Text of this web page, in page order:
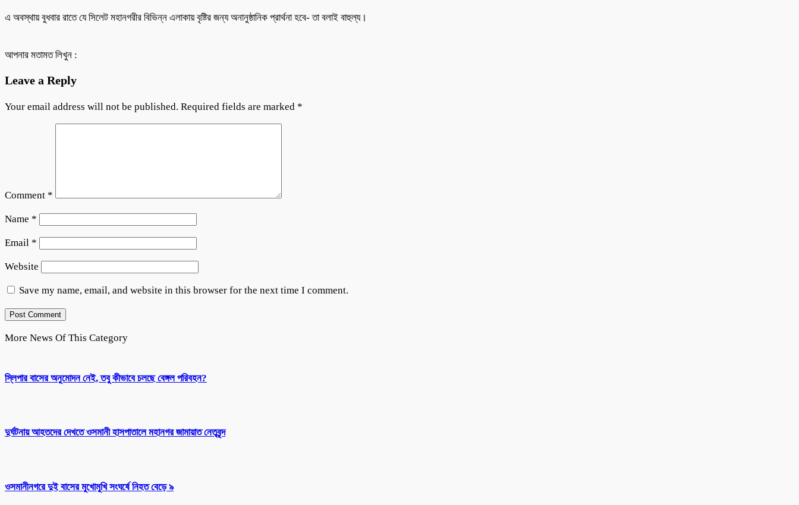
এ অবস্থায় বুধবার রাতে যে সিলেট মহানগরীর বিভিন্ন এলাকায় বৃষ্টির জন্য অনানুষ্ঠানিক প্রার্থনা হবে- তা বলাই বাহুল্য।
আপনার মতামত লিখুন :
Leave a Reply
Your email address will not be published. Required fields are marked *
Comment *
Name *
Email *
Website
Save my name, email, and website in this browser for the next time I comment.
More News Of This Category
স্লিপার বাসের অনুমোদন নেই, তবু কীভাবে চলছে বেঙ্গল পরিবহন?
দুর্ঘটনায় আহতদের দেখতে ওসমানী হাসপাতালে মহানগর জামায়াত নেতৃবৃন্দ
ওসমানীনগরে দুই বাসের মুখোমুখি সংঘর্ষে নিহত বেড়ে ৯